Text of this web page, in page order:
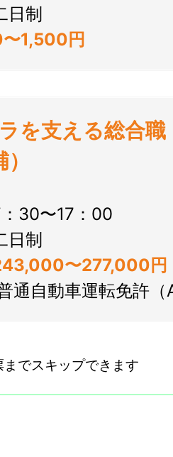
日制
1,500円
を支える総合職
：30〜17：00
日制
,000〜277,000円
通自動車運転免許（
でスキップできます